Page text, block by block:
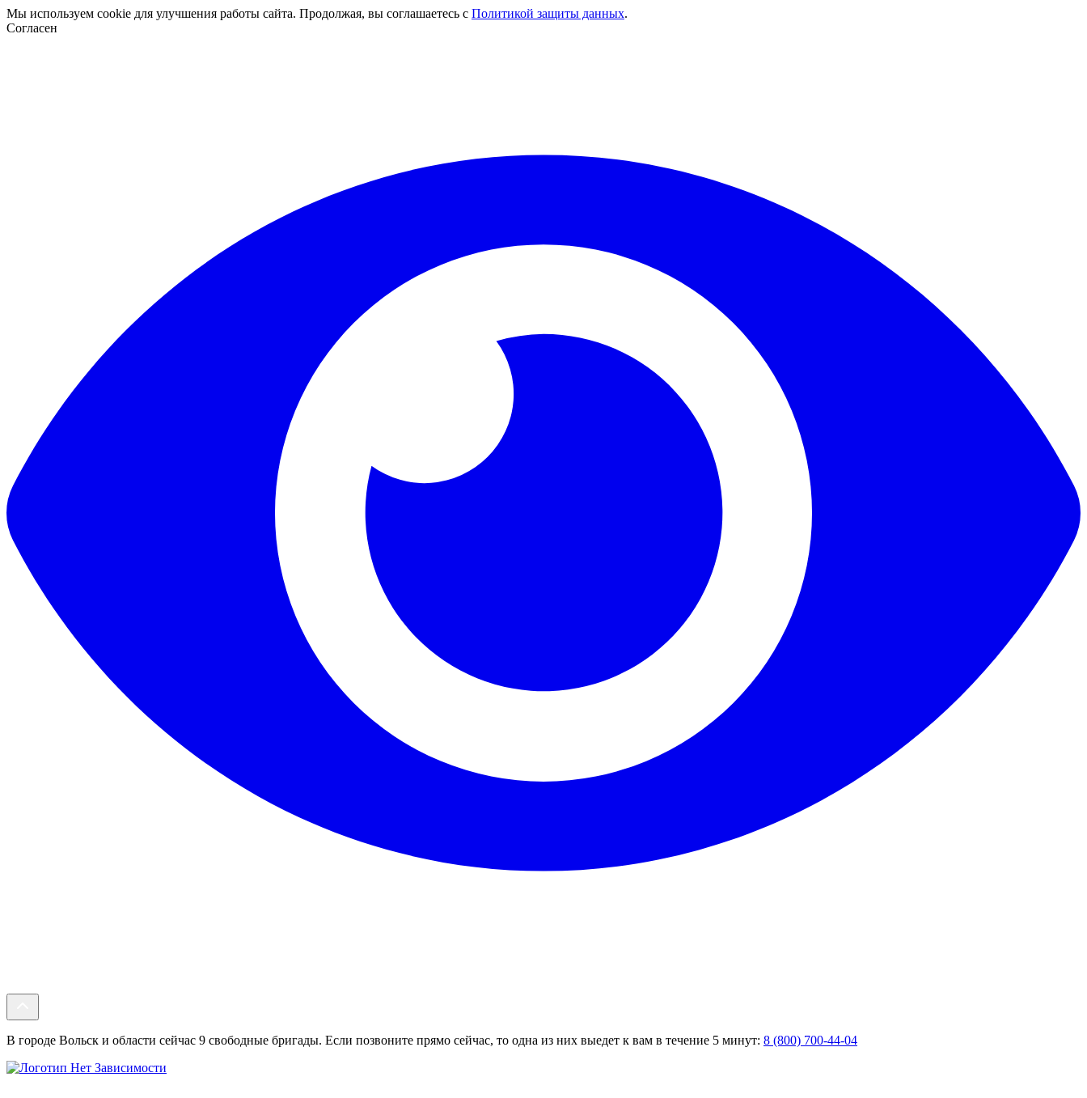
Мы используем cookie для улучшения работы сайта. Продолжая, вы соглашаетесь с Политикой защиты данных.
Согласен
В городе Вольск и области сейчас 9 свободные бригады. Если позвоните прямо сейчас, то одна из них выедет к вам в течение 5 минут: 8 (800) 700-44-04